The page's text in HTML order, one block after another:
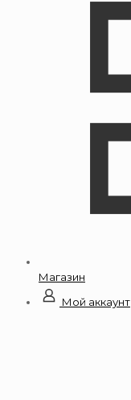
Магазин
Мой аккаунт